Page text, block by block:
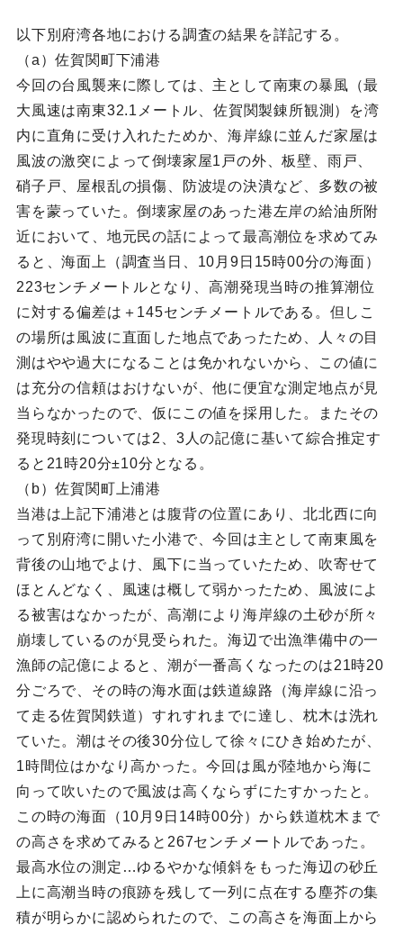
以下別府湾各地における調査の結果を詳記する。
（a）佐賀関町下浦港
今回の台風襲来に際しては、主として南東の暴風（最
大風速は南東32.1メートル、佐賀関製錬所観測）を湾
内に直角に受け入れたためか、海岸線に並んだ家屋は
風波の激突によって倒壊家屋1戸の外、板壁、雨戸、
硝子戸、屋根乱の損傷、防波堤の決潰など、多数の被
害を蒙っていた。倒壊家屋のあった港左岸の給油所附
近において、地元民の話によって最高潮位を求めてみ
ると、海面上（調査当日、10月9日15時00分の海面）
223センチメートルとなり、高潮発現当時の推算潮位
に対する偏差は＋145センチメートルである。但しこ
の場所は風波に直面した地点であったため、人々の目
測はやや過大になることは免かれないから、この値に
は充分の信頼はおけないが、他に便宜な測定地点が見
当らなかったので、仮にこの値を採用した。またその
発現時刻については2、3人の記億に基いて綜合推定す
ると21時20分±10分となる。
（b）佐賀関町上浦港
当港は上記下浦港とは腹背の位置にあり、北北西に向
って別府湾に開いた小港で、今回は主として南東風を
背後の山地でよけ、風下に当っていたため、吹寄せて
ほとんどなく、風速は概して弱かったため、風波によ
る被害はなかったが、高潮により海岸線の土砂が所々
崩壊しているのが見受られた。海辺で出漁準備中の一
漁師の記億によると、潮が一番高くなったのは21時20
分ごろで、その時の海水面は鉄道線路（海岸線に沿っ
て走る佐賀関鉄道）すれすれまでに達し、枕木は洗れ
ていた。潮はその後30分位して徐々にひき始めたが、
1時間位はかなり高かった。今回は風が陸地から海に
向って吹いたので風波は高くならずにたすかったと。
この時の海面（10月9日14時00分）から鉄道枕木まで
の高さを求めてみると267センチメートルであった。
最高水位の測定…ゆるやかな傾斜をもった海辺の砂丘
上に高潮当時の痕跡を残して一列に点在する塵芥の集
積が明らかに認められたので、この高さを海面上から